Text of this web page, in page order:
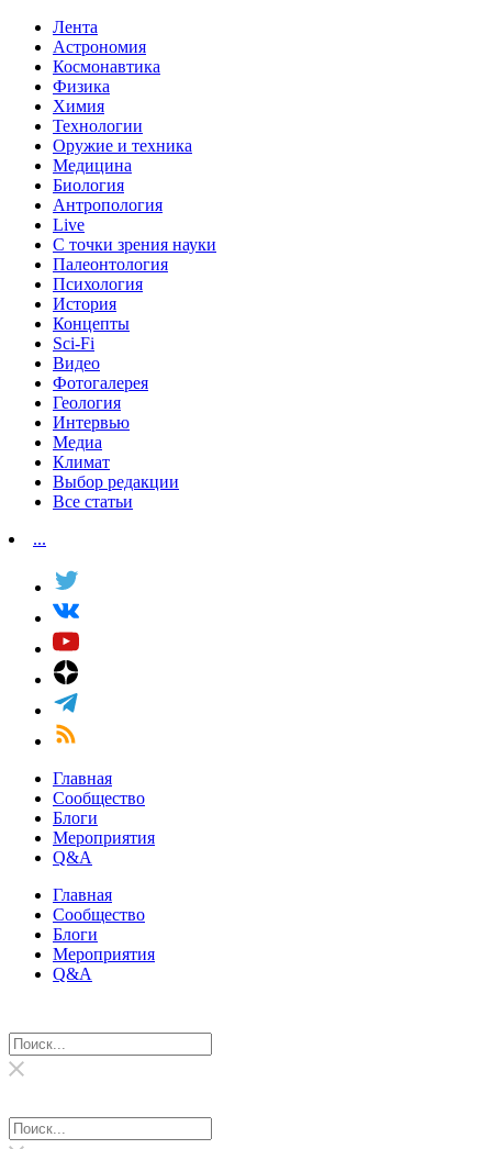
Лента
Астрономия
Космонавтика
Физика
Химия
Технологии
Оружие и техника
Медицина
Биология
Антропология
Live
С точки зрения науки
Палеонтология
Психология
История
Концепты
Sci-Fi
Видео
Фотогалерея
Геология
Интервью
Медиа
Климат
Выбор редакции
Все статьи
...
Главная
Сообщество
Блоги
Мероприятия
Q&A
Главная
Сообщество
Блоги
Мероприятия
Q&A